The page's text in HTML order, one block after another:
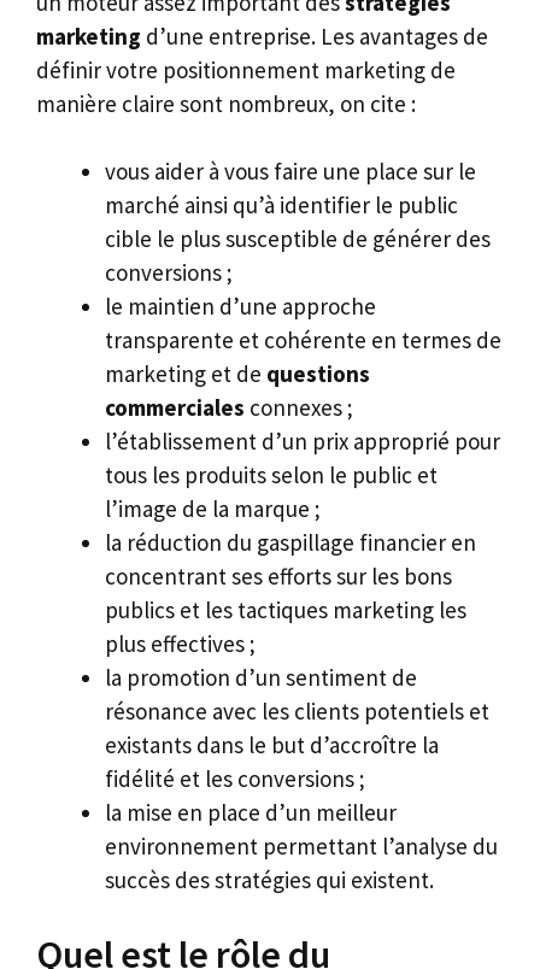
marketing d’une entreprise. Les avantages de
définir votre positionnement marketing de
manière claire sont nombreux, on cite :
vous aider à vous faire une place sur le
marché ainsi qu’à identifier le public
cible le plus susceptible de générer des
conversions ;
le maintien d’une approche
transparente et cohérente en termes de
marketing et de questions
commerciales connexes ;
l’établissement d’un prix approprié pour
tous les produits selon le public et
l’image de la marque ;
la réduction du gaspillage financier en
concentrant ses efforts sur les bons
publics et les tactiques marketing les
plus effectives ;
la promotion d’un sentiment de
résonance avec les clients potentiels et
existants dans le but d’accroître la
fidélité et les conversions ;
la mise en place d’un meilleur
environnement permettant l’analyse du
succès des stratégies qui existent.
Quel est le rôle du